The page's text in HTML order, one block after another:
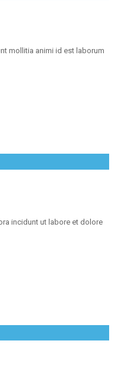
mollitia animi id est laborum
incidunt ut labore et dolore